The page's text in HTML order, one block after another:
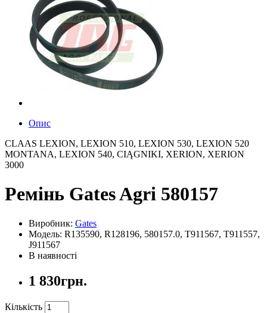
Опис
CLAAS LEXION, LEXION 510, LEXION 530, LEXION 520
MONTANA, LEXION 540, CIĄGNIKI, XERION, XERION
3000
Ремінь Gates Agri 580157
Виробник: Gates
Модель: R135590, R128196, 580157.0, T911567, T911557,
J911567
В наявності
1 830грн.
Кількість